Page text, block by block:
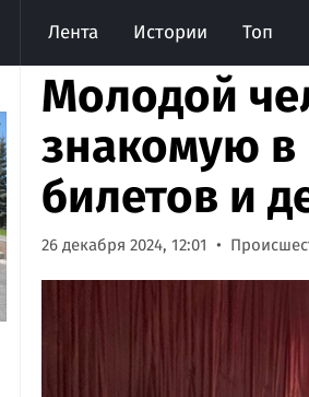
Лента Истории Топ
Молодой
знакомую в
билетов и
26 декабря 2024, 12:01